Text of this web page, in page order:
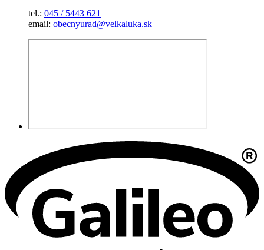
tel.: 045 / 5443 621
email: obecnyurad@velkaluka.sk